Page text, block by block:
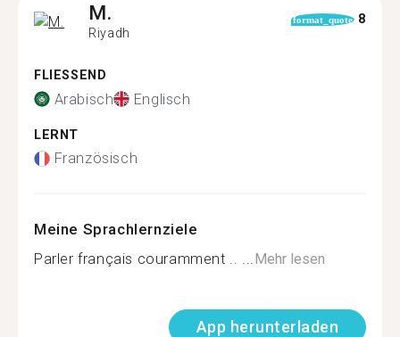
M.
Riyadh
format_quote 8
FLIESSEND
Arabisch Englisch
LERNT
Französisch
Meine Sprachlernziele
Parler français couramment .. ...Mehr lesen
App herunterladen